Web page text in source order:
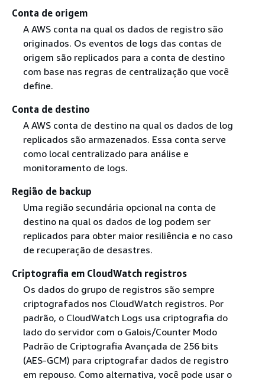
Conta de origem
A AWS conta na qual os dados de registro são
originados. Os eventos de logs das contas de
origem são replicados para a conta de destino
com base nas regras de centralização que você
define.
Conta de destino
A AWS conta de destino na qual os dados de log
replicados são armazenados. Essa conta serve
como local centralizado para análise e
monitoramento de logs.
Região de backup
Uma região secundária opcional na conta de
destino na qual os dados de log podem ser
replicados para obter maior resiliência e no caso
de recuperação de desastres.
Criptografia em CloudWatch registros
Os dados do grupo de registros são sempre
criptografados nos CloudWatch registros. Por
padrão, o CloudWatch Logs usa criptografia do
lado do servidor com o Galois/Counter Modo
Padrão de Criptografia Avançada de 256 bits
(AES-GCM) para criptografar dados de registro
em repouso. Como alternativa, você pode usar o